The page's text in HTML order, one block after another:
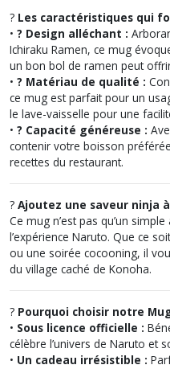
? Les caractéristiques qui
• ? Design alléchant :
Ichiraku Ramen, ce mug
un bon bol de ramen peut
• ? Matériau de qualité :
ce mug est parfait pour un
le lave-vaisselle pour une
• ? Capacité généreuse :
contenir votre boisson
recettes du restaurant.
? Ajoutez une saveur ninja
Ce mug n’est pas qu’un
l’expérience Naruto. Que ce
ou une soirée cocooning, il
du village caché de Konoha.
? Pourquoi choisir notre
• Sous licence officielle :
célèbre l’univers de Naruto et
• Un cadeau irrésistible :